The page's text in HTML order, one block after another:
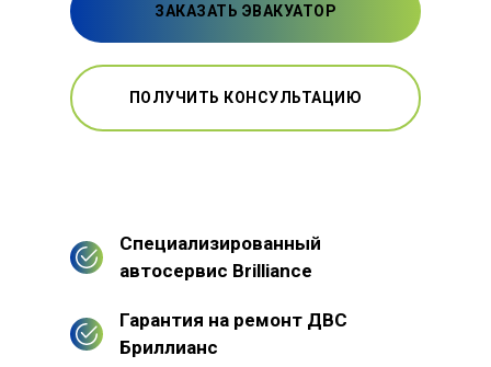
ЗАКАЗАТЬ ЭВАКУАТОР
ПОЛУЧИТЬ КОНСУЛЬТАЦИЮ
Специализированный
автосервис Brilliance
Гарантия на ремонт ДВС
Бриллианс